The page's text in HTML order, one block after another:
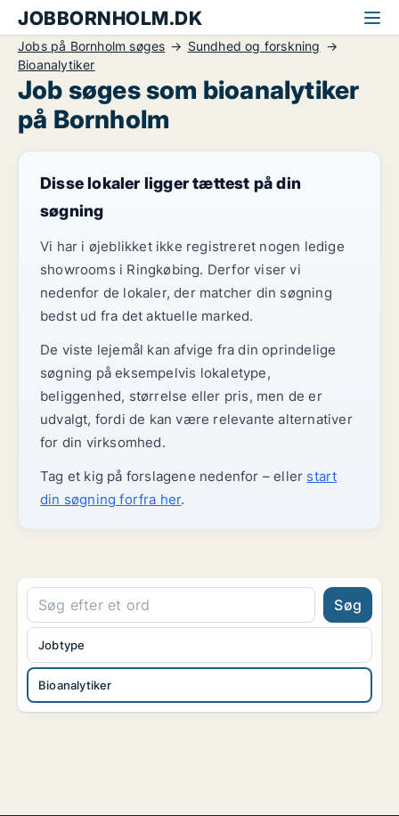
JOBBORNHOLM.DK
Jobs på Bornholm søges
Sundhed og forskning
Bioanalytiker
Job søges som bioanalytiker
på Bornholm
Disse lokaler ligger tættest på din
søgning
Vi har i øjeblikket ikke registreret nogen ledige
showrooms i Ringkøbing. Derfor viser vi
nedenfor de lokaler, der matcher din søgning
bedst ud fra det aktuelle marked.
De viste lejemål kan afvige fra din oprindelige
søgning på eksempelvis lokaletype,
beliggenhed, størrelse eller pris, men de er
udvalgt, fordi de kan være relevante alternativer
for din virksomhed.
Tag et kig på forslagene nedenfor – eller start
din søgning forfra her.
Søg
Bioanalytiker
Jobtype